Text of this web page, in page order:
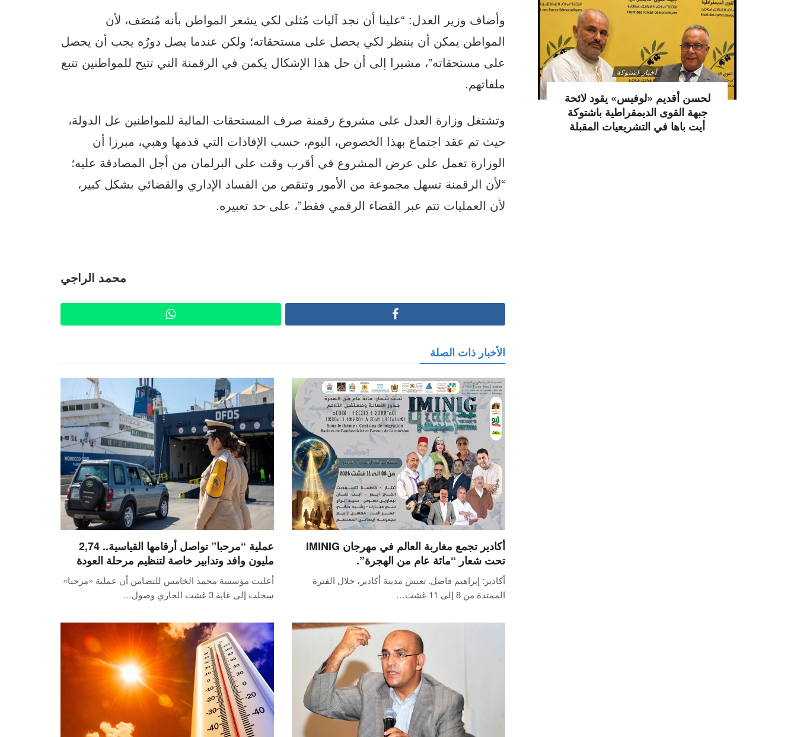
وأضاف وزير العدل: “علينا أن نجد آليات مُثلى لكي يشعر المواطن بأنه مُنصَف، لأن
المواطن يمكن أن ينتظر لكي يحصل على مستحقاته؛ ولكن عندما يصل دورُه يجب أن يحصل
على مستحقاته”، مشيرا إلى أن حل هذا الإشكال يكمن في الرقمنة التي تتيح للمواطنين تتبع
ملفاتهم.
وتشتغل وزارة العدل على مشروع رقمنة صرف المستحقات المالية للمواطنين عل الدولة،
حيث تم عقد اجتماع بهذا الخصوص، اليوم، حسب الإفادات التي قدمها وهبي، مبرزا أن
الوزارة تعمل على عرض المشروع في أقرب وقت على البرلمان من أجل المصادقة عليه؛
“لأن الرقمنة تسهل مجموعة من الأمور وتنقص من الفساد الإداري والقضائي بشكل كبير،
لأن العمليات تتم عبر القضاء الرقمي فقط”، على حد تعبيره.
محمد الراجي
الأخبار ذات الصلة
أكادير تجمع مغاربة العالم في مهرجان IMINIG
تحت شعار “مائة عام من الهجرة”.
أكادير: إبراهيم فاضل. تعيش مدينة أكادير، خلال الفترة
الممتدة من 8 إلى 11 غشت…
عملية “مرحبا” تواصل أرقامها القياسية.. 2,74
مليون وافد وتدابير خاصة لتنظيم مرحلة العودة
أعلنت مؤسسة محمد الخامس للتضامن أن عملية «مرحبا»
سجلت إلى غاية 3 غشت الجاري وصول…
أخبار اشتوكة
لحسن أقديم «لوفيس» يقود لائحة
جبهة القوى الديمقراطية باشتوكة
أيت باها في التشريعيات المقبلة